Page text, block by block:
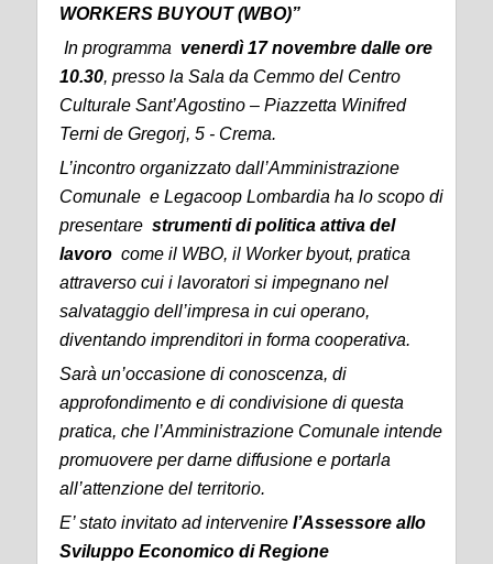
WORKERS BUYOUT (WBO)”
In programma venerdì 17 novembre dalle ore
10.30, presso la Sala da Cemmo del Centro
Culturale Sant’Agostino – Piazzetta Winifred
Terni de Gregorj, 5 - Crema.
L’incontro organizzato dall’Amministrazione
Comunale e Legacoop Lombardia ha lo scopo di
presentare strumenti di politica attiva del
lavoro come il WBO, il Worker byout, pratica
attraverso cui i lavoratori si impegnano nel
salvataggio dell’impresa in cui operano,
diventando imprenditori in forma cooperativa.
Sarà un’occasione di conoscenza, di
approfondimento e di condivisione di questa
pratica, che l’Amministrazione Comunale intende
promuovere per darne diffusione e portarla
all’attenzione del territorio.
E’ stato invitato ad intervenire l’Assessore allo
Sviluppo Economico di Regione